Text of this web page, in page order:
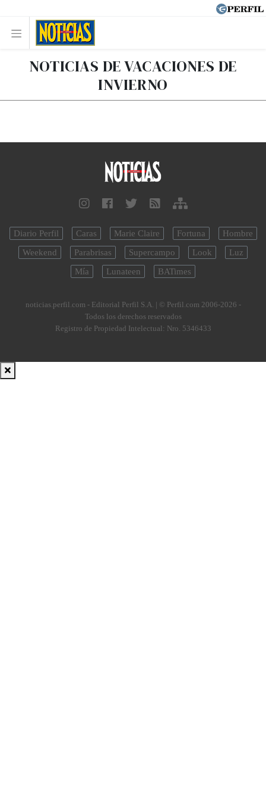
NOTICIAS DE VACACIONES DE
INVIERNO
Diario Perfil Caras Marie Claire Fortuna
Hombre
Weekend
Parabrisas Supercampo Look
Luz
Mía
Lunateen BATimes
noticias.perfil.com - Editorial Perfil S.A. | © Perfil.com 2006-2026 -
Todos los derechos reservados
Registro de Propiedad Intelectual: Nro. 5346433